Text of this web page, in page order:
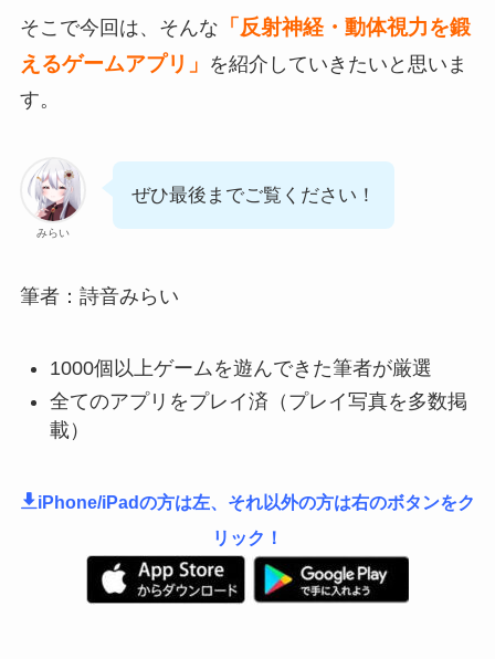
そこで今回は、そんな 「反射神経・動体視力を鍛
えるゲームアプリ」 を紹介していきたいと思いま
す。
みらい
ぜひ最後までご覧ください！
筆者：詩音みらい
1000個以上ゲームを遊んできた筆者が厳選
全てのアプリをプレイ済（プレイ写真を多数掲
載）
iPhone/iPadの方は左、それ以外の方は右のボタンをク
リック！